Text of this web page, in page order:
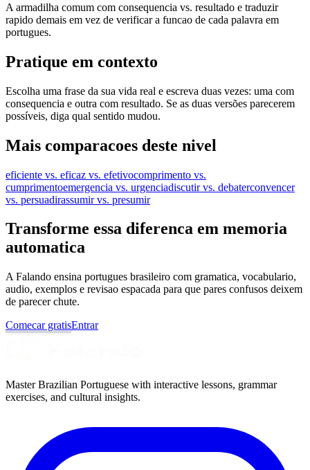
A armadilha comum com consequencia vs. resultado e traduzir
rapido demais em vez de verificar a funcao de cada palavra em
portugues.
Pratique em contexto
Escolha uma frase da sua vida real e escreva duas vezes: uma com
consequencia e outra com resultado. Se as duas versões parecerem
possíveis, diga qual sentido mudou.
Mais comparacoes deste nivel
eficiente vs. eficaz vs. efetivocomprimento vs.
cumprimentoemergencia vs. urgenciadiscutir vs. debaterconvencer
vs. persuadirassumir vs. presumir
Transforme essa diferenca em memoria
automatica
A Falando ensina portugues brasileiro com gramatica, vocabulario,
audio, exemplos e revisao espacada para que pares confusos deixem
de parecer chute.
Comecar gratisEntrar
Master Brazilian Portuguese with interactive lessons, grammar
exercises, and cultural insights.